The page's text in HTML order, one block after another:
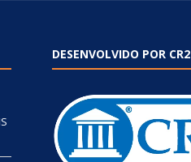
DESENVOLVIDO POR CR2